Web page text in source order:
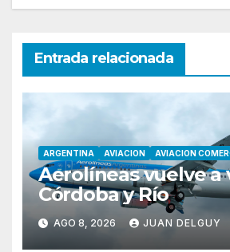
Entrada relacionada
ARGENTINA AVIACION AVIACION
Aerolíneas vuelve a
Córdoba y Río
AGO 8, 2026 JUAN DELGUY